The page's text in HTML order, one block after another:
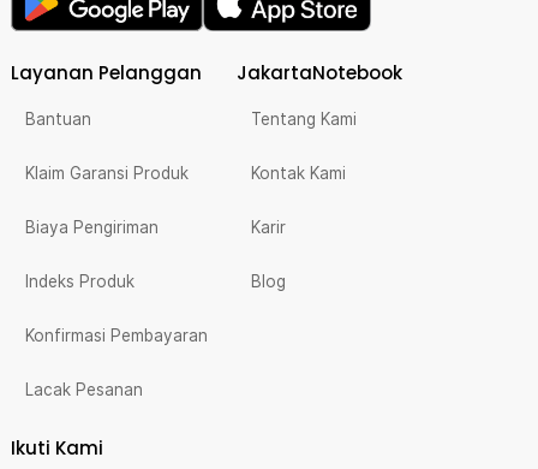
Layanan Pelanggan
Bantuan
Klaim Garansi Produk
Biaya Pengiriman
Indeks Produk
Konfirmasi Pembayaran
Lacak Pesanan
JakartaNotebook
Tentang Kami
Kontak Kami
Karir
Blog
Ikuti Kami